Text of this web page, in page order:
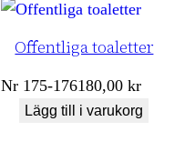
Offentliga toaletter
Nr 175-176180,00kr
Lägg till i varukorg